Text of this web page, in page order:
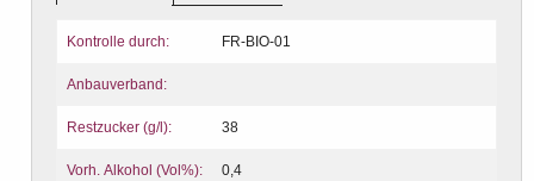
Kontrolle durch: FR-BIO-01
Anbauverband:
Restzucker (g/l): 38
Vorh. Alkohol (Vol%): 0,4